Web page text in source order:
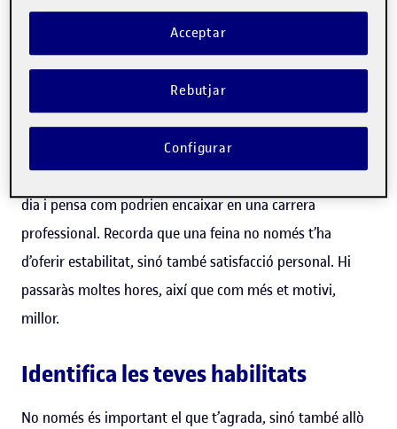
i t’apassiona la tecnologia? Llavors, podries explorar
Ciberseguretat o Desenvolupament d’Aplicacions
Multiplataforma. Si el que vols és ajudar els altres,
Integració Social o Educació Infantil poden ser camins
interessants.
Pren nota de les activitats que gaudeixes en el teu dia a
dia i pensa com podrien encaixar en una carrera
professional. Recorda que una feina no només t’ha
d’oferir estabilitat, sinó també satisfacció personal. Hi
passaràs moltes hores, així que com més et motivi,
millor.
Identifica les teves habilitats
No només és important el que t’agrada, sinó també allò
Rebutjar
Acceptar
Configurar